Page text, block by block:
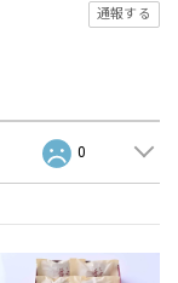
通報する
0